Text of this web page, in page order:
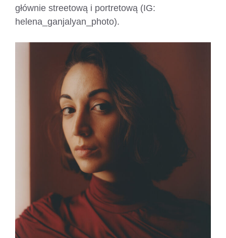
głównie streetową i portretową (IG:
helena_ganjalyan_photo).